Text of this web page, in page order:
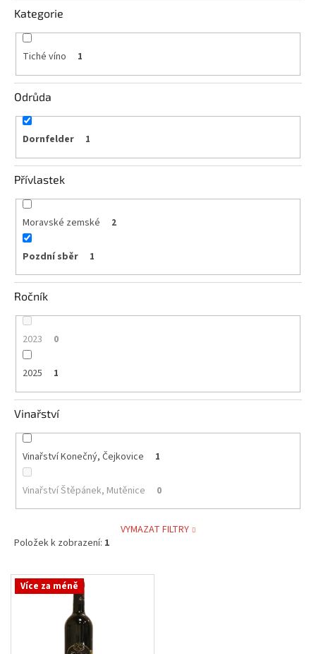
Dárkové
balení
Delikatesy
vínu
Vývrtky
BiB
větší
objem
Ostatní
vína
Značky
Přihlášení
Kategorie
Tiché víno 1
Odrůda
Dornfelder 1
Přívlastek
Moravské zemské 2
Pozdní sběr 1
Ročník
2023 0
2025 1
Vinařství
Vinařství Konečný, Čejkovice 1
Vinařství Štěpánek, Mutěnice 0
VYMAZAT FILTRY
Položek k zobrazení: 1
V Více za méně